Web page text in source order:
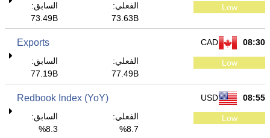
Low
الفعلي:
73.63B
السابق:
73.49B
08:30
CAD
Exports
Low
الفعلي:
77.49B
السابق:
77.19B
08:55
USD
Redbook Index (YoY)
Low
الفعلي:
8.7%
السابق:
8.3%